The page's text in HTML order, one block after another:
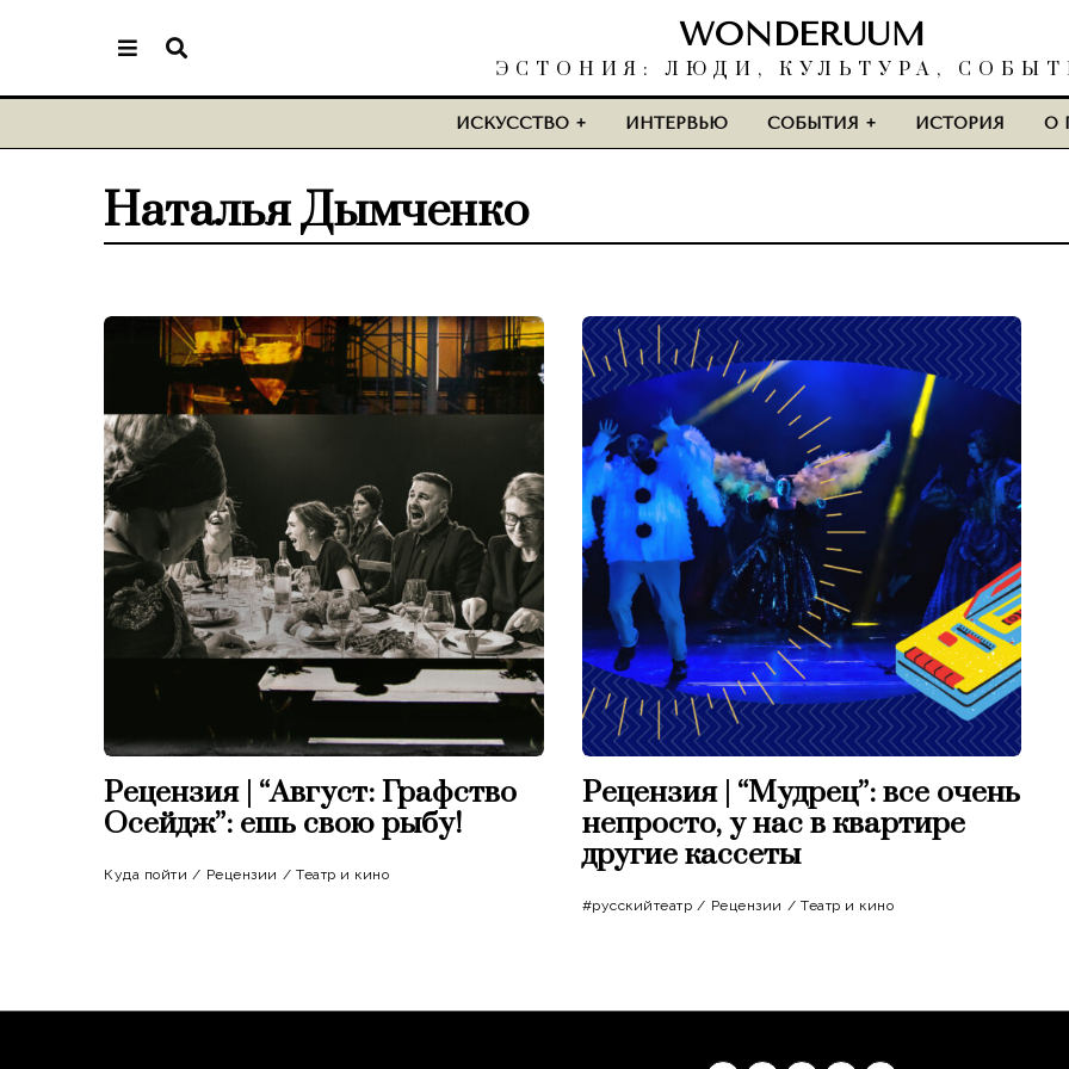
WONDERUUM
ЭСТОНИЯ: ЛЮДИ, КУЛЬТУРА,
ИСКУССТВО ИНТЕРВЬЮ СОБЫТИЯ ИСТОРИЯ О
Наталья Дымченко
Рецензия | “Август: Графство
Осейдж”: ешь свою рыбу!
Куда пойти / Рецензии / Театр и кино
Рецензия | “Мудрец”: все очень
непросто, у нас в квартире
другие кассеты
#русскийтеатр / Рецензии / Театр и кино